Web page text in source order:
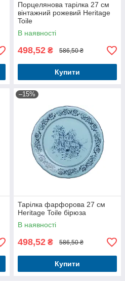
Порцелянова тарілка 27 см
вінтажний рожевий Heritage
Toile
В наявності
498,52 ₴ 586,50 ₴
Купити
–15%
Тарілка фарфорова 27 см
Heritage Toile бірюза
В наявності
498,52 ₴ 586,50 ₴
Купити